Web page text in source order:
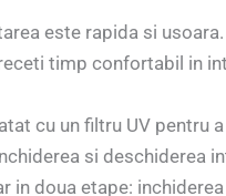
este rapida si usoara.
timp confortabil in
cu un filtru UV pentru
si deschiderea
in doua etape: